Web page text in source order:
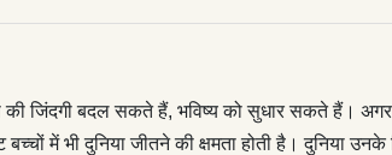
की जिंदगी बदल सकते हैं, भविष्य को सुधार सकते हैं।
में भी दुनिया जीतने की क्षमता होती है। दुनिया